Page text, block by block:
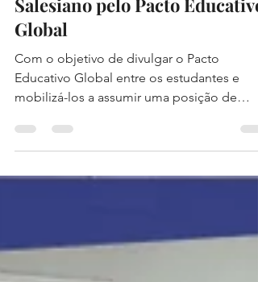
Alunos participam do Fórum
Salesiano pelo Pacto Educativo
Global
Com o objetivo de divulgar o Pacto
Educativo Global entre os estudantes e
mobilizá-los a assumir uma posição de
protagonismo, nos dias 26...